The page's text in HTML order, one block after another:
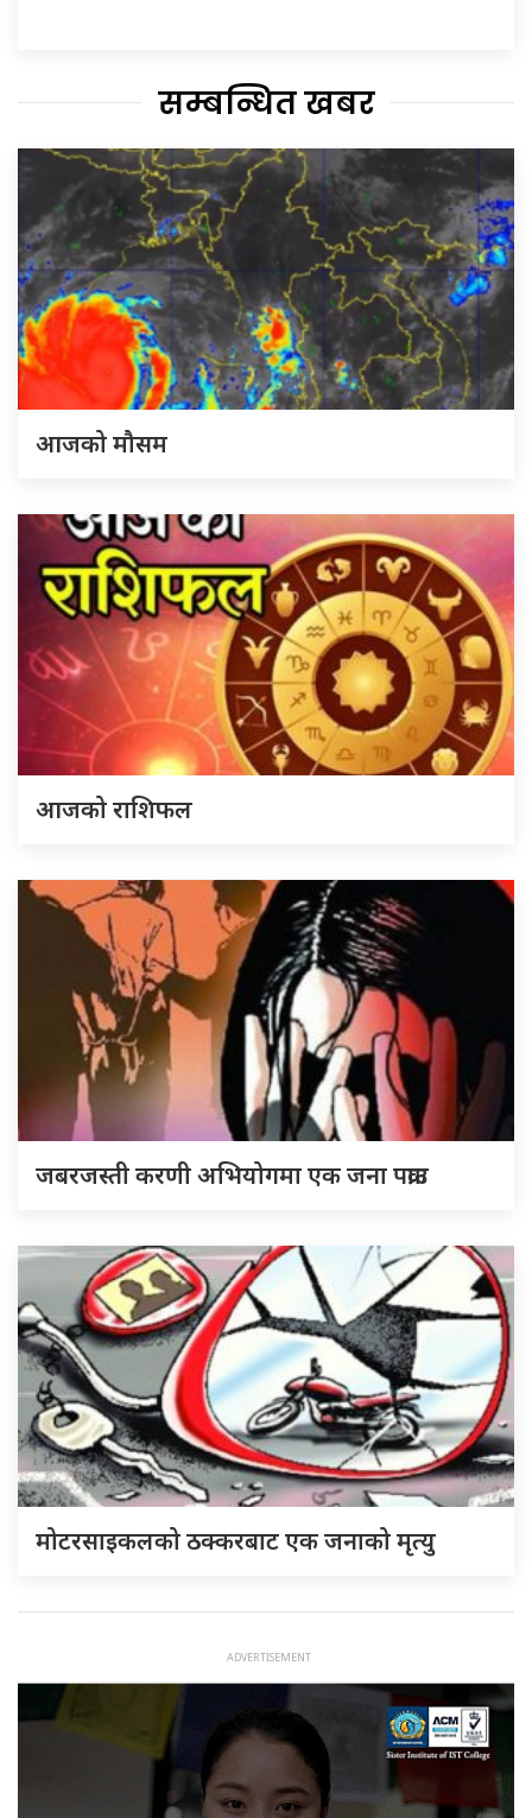
सम्बन्धित खबर
आजको मौसम
आजको राशिफल
जबरजस्ती करणी अभियोगमा एक जना पक्राउ
मोटरसाइकलको ठक्करबाट एक जनाको मृत्यु